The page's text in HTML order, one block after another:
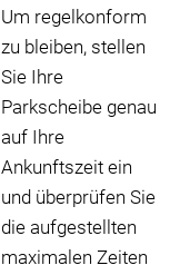
Um regelkonform
zu bleiben, stellen
Sie Ihre
Parkscheibe genau
auf Ihre
Ankunftszeit ein
und überprüfen Sie
die aufgestellten
maximalen Zeiten